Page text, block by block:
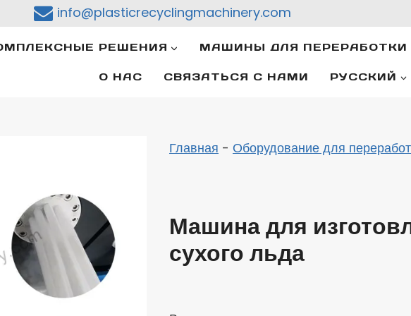
info@plasticrecyclingmachinery.com
РЕШЕНИЯ МАШИНЫ ДЛЯ ПЕРЕРАБОТКИ
О НАС СВЯЗАТЬСЯ С НАМИ РУССКИЙ
Главная - Оборудование для
Машина для
сухого льда